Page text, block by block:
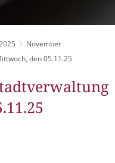
Konzertsaal LMAH
November
den 05.11.25